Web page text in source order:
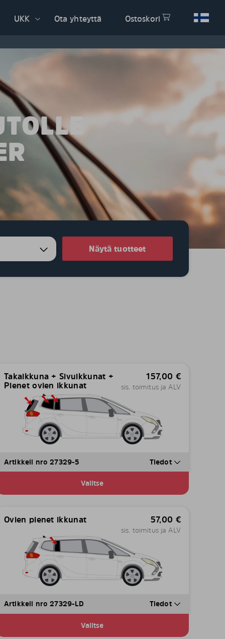
UKK Ota yhteyttä Ostoskori
Näytä tuotteet
Takaikkuna + Sivuikkunat +
Pienet ovien ikkunat
157,00 €
sis. toimitus ja ALV
Artikkeli nro 27329-5 Tiedot
Valitse
Ovien pienet ikkunat 57,00 €
sis. toimitus ja ALV
Artikkeli nro 27329-LD Tiedot
Valitse